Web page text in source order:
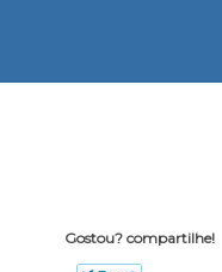
Gostou? compartilhe!